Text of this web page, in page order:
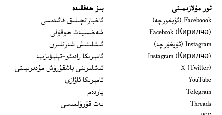
تور مۇلازىمىتى
Faceboook (ئۇيغۇرچە)
Opens in new window
Facebook (Кирилчә)
Opens in new window
Instagram (ئۇيغۇرچە)
Opens in new window
Instagram (Кирилчә)
Opens in new window
X (Twitter)
YouTube
Telegram
Threads
بىز ھەققىدە
ئاخباراتچىلىق قائىدىسى
شەخسىيەت ھوقۇقى
ئىشلىتىش شەرتلىرى
ئامېرىكا رادىئو-تېلېۋىزىيە
ئىشلىرىنى باشقۇرۇش مۇدىرىيىتى
ئامېرىكا ئاۋازى
ياردەم
بەت قۇرۇلمىسى